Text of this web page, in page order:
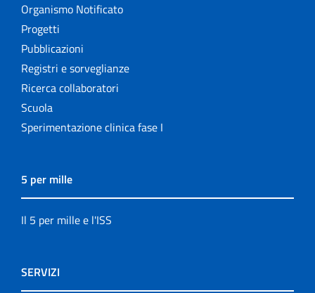
Organismo Notificato
Progetti
Pubblicazioni
Registri e sorveglianze
Ricerca collaboratori
Scuola
Sperimentazione clinica fase I
5 per mille
Il 5 per mille e l'ISS
SERVIZI